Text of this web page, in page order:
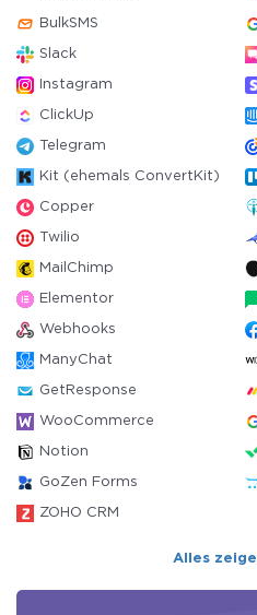
BulkSMS
Slack
Instagram
ClickUp
Telegram
Kit (ehemals ConvertKit)
Copper
Twilio
MailChimp
Elementor
Webhooks
ManyChat
GetResponse
WooCommerce
Notion
GoZen Forms
ZOHO CRM
Alles